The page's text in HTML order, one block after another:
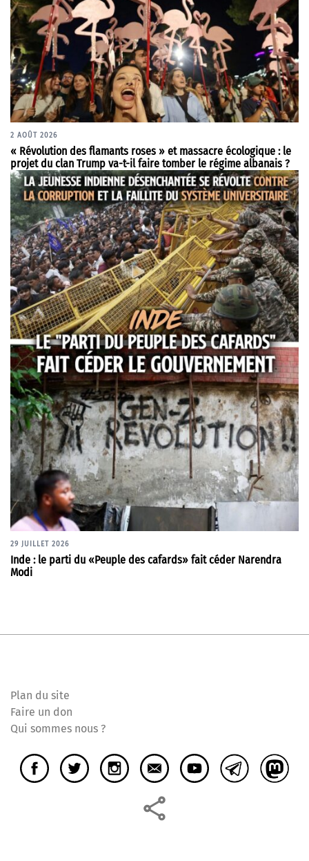
2 AOÛT 2026
« Révolution des flamants roses » et massacre écologique : le
projet du clan Trump va-t-il faire tomber le régime albanais ?
29 JUILLET 2026
Inde : le parti du «Peuple des cafards» fait céder Narendra
Modi
Plan du site
Faire un don
Qui sommes nous ?